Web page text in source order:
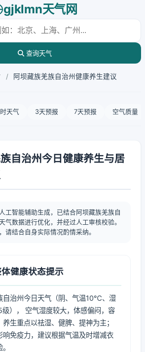
gjklmn天气网
查询天气
/ 阿坝藏族羌族自治州健康养生建议
天气 3天预报 7天预报 空气质量
自治州今日健康养生与居
工智能辅助生成，已结合阿坝藏族羌族自
气数据进行优化，并经过人工审核校验。
请结合自身实际情况酌情采纳。
健康状态提示
自治州今日天气（阴、气温10℃、湿
）， 空气湿度较大，体感偏闷，容
生重点以祛湿、健脾、提神为主；
响免疫力，建议根据气温及时增减衣